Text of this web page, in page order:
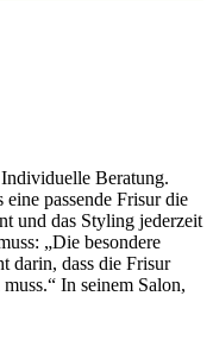
Beratung.
passende Frisur die
und das Styling jederzeit
„Die besondere
darin, dass die Frisur
In seinem Salon,